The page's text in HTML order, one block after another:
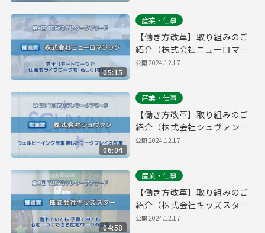
05:15
産業・仕事
【働き方改革】取り組みのご
紹介（株式会社ニューロマジ
ック）｜第４回「TOKYOテレ
公開2024.12.17
06:04
産業・仕事
【働き方改革】取り組みのご
紹介（株式会社シュヴァン）
｜第４回「TOKYOテレワーク
公開2024.12.17
04:58
産業・仕事
【働き方改革】取り組みのご
紹介（株式会社キッズスタ
ー）｜第４回「TOKYOテレワ
公開2024.12.17